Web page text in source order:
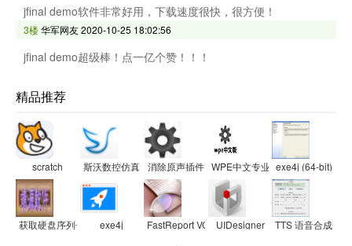
jfinal demo软件非常好用，下载速度很快，很方便！
3楼华军网友2020-10-25 18:02:56
jfinal demo超级棒！点一亿个赞！！！
精品推荐
scratch 斯沃数控仿真大全消除原声插件 WPE中文专业版exe4j (64-bit)
获取硬盘序列号dll exe4j FastReport VCL 5 for Delphi 7
UIDesigner TTS 语音合成开